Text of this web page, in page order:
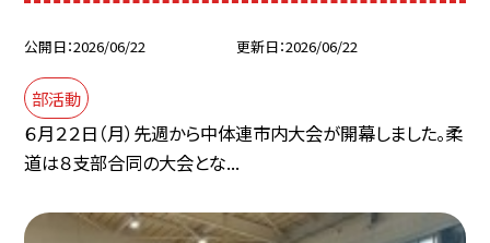
公開日 2026/06/22 更新日 2026/06/22
部活動
６月２２日（月）先週から中体連市内大会が開幕しました。柔
道は８支部合同の大会とな...